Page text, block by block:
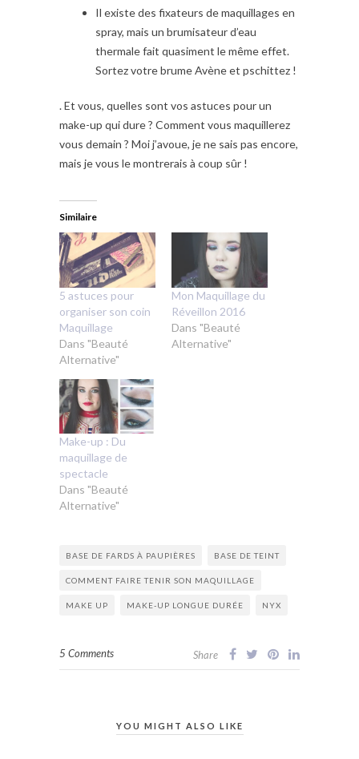
Il existe des fixateurs de maquillages en
spray, mais un brumisateur d’eau
thermale fait quasiment le même effet.
Sortez votre brume Avène et pschittez !
. Et vous, quelles sont vos astuces pour un
make-up qui dure ? Comment vous maquillerez
vous demain ? Moi j’avoue, je ne sais pas encore,
mais je vous le montrerais à coup sûr !
Similaire
5 astuces pour
organiser son coin
Maquillage
Dans "Beauté
Alternative"
Mon Maquillage du
Réveillon 2016
Dans "Beauté
Alternative"
Make-up : Du
maquillage de
spectacle
Dans "Beauté
Alternative"
BASE DE FARDS À PAUPIÈRES BASE DE TEINT
COMMENT FAIRE TENIR SON MAQUILLAGE
MAKE UP MAKE-UP LONGUE DURÉE NYX
5 Comments Share
YOU MIGHT ALSO LIKE